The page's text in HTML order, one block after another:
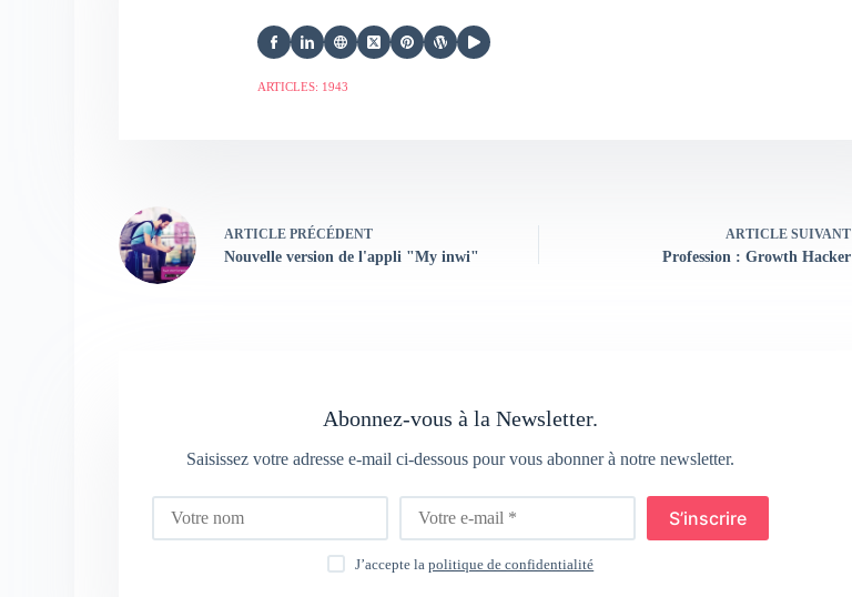
ARTICLES: 1943
ARTICLE PRÉCÉDENT
Nouvelle version de l'appli "My inwi"
ARTICLESUIVANT
Profession : Growth Hacker
Abonnez-vous à la Newsletter.
Saisissez votre adresse e-mail ci-dessous pour vous abonner à notre newsletter.
S’inscrire
J’accepte lapolitique de confidentialité